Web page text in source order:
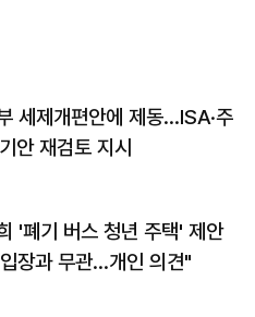
세제개편안에 제동…ISA·주
안 재검토 지시
'폐기 버스 청년 주택' 제안
장과 무관…개인 의견"